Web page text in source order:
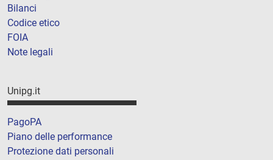
Bilanci
Codice etico
FOIA
Note legali
Unipg.it
PagoPA
Piano delle performance
Protezione dati personali